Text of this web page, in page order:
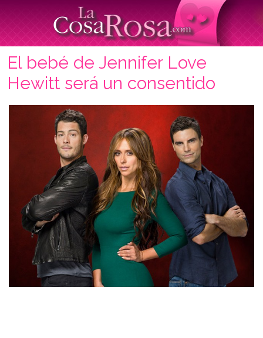
El bebé de Jennifer Love
Hewitt será un consentido